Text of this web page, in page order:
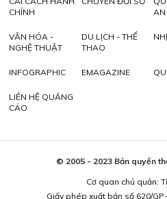
CHÍNH
AN
VĂN HÓA -
NGHỆ THUẬT
DU LỊCH - THỂ
THAO
INFOGRAPHIC EMAGAZINE
LIÊN HỆ QUẢNG
CÁO
© 2005 - 2023 Bản quyền
Cơ quan chủ quản:
Giấy phép xuất bản số 620/